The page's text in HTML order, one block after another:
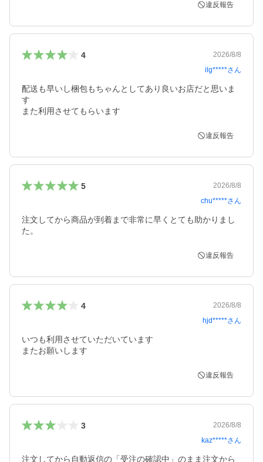
違反報告
4
2026/8/8
ilg*****さん
配送も早いし梱包もちゃんとしてあり良いお店だと思いま
す
また利用させてもらいます
違反報告
5
2026/8/8
chu*****さん
注文してから商品が到着まで非常に早くとても助かりまし
た。
違反報告
4
2026/8/8
hjd*****さん
いつも利用させていただいています
またお願いします
違反報告
3
2026/8/8
kaz*****さん
注文してから自動返信の「受注の確認中」のまま注文から